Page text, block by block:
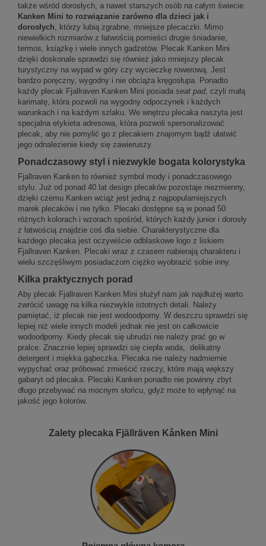
także wśród dorosłych, a nawet starszych osób na całym świecie.
Kanken Mini to rozwiązanie zarówno dla dzieci jak i
dorosłych , którzy lubią zgrabne, mniejsze plecaczki. Mimo
niewielkich rozmiarów z łatwością pomieści drugie śniadanie,
termos, książkę i wiele innych gadżetów. Plecak Kanken Mini
dzięki doskonale sprawdzi się również jako mniejszy plecak
turystyczny na wypad w góry czy wycieczkę rowerową. Jest
bardzo poręczny, wygodny i nie obciąża kręgosłupa. Ponadto
każdy plecak Fjallraven Kanken Mini posiada seat pad, czyli małą
karimatę, która pozwoli na wygodny odpoczynek i każdych
warunkach i na każdym szlaku. We wnętrzu plecaka naszyta jest
specjalna etykieta adresowa, która pozwoli spersonalizować
plecak, aby nie pomylić go z plecakiem znajomym bądź ułatwić
jego odnalezienie kiedy się zawieruszy.
Ponadczasowy styl i niezwykle bogata kolorystyka
Fjallraven Kanken to również symbol mody i ponadczasowego
stylu. Już od ponad 40 lat design plecaków pozostaje niezmienny,
dzięki czemu Kanken wciąż jest jedną z najpopularniejszych
marek plecaków i nie tylko. Plecaki dostępne są w ponad 50
różnych kolorach i wzorach spośród, których każdy junior i dorosły
z łatwością znajdzie coś dla siebie. Charakterystyczne dla
każdego plecaka jest oczywiście odblaskowe logo z liskiem
Fjallraven Kanken. Plecaki wraz z czasem nabierają charakteru i
wielu szczęśliwym posiadaczom ciężko wyobrazić sobie inny.
Kilka praktycznych porad
Aby plecak Fjallraven Kanken Mini służył nam jak najdłużej warto
zwrócić uwagę na kilka niezwykle istotnych detali. Należy
pamiętać, iż plecak nie jest wodoodporny. W deszczu sprawdzi się
lepiej niż wiele innych modeli jednak nie jest on całkowicie
wodoodporny. Kiedy plecak się ubrudzi nie należy prać go w
pralce. Znacznie lepiej sprawdzi się ciepła woda, delikatny
detergent i miękka gąbeczka. Plecaka nie należy nadmiernie
wypychać oraz próbować zmieścić rzeczy, które mają większy
gabaryt od plecaka. Plecaki Kanken ponadto nie powinny zbyt
długo przebywać na mocnym słońcu, gdyż może to wpłynąć na
jakość jego kolorów.
Zalety plecaka Fjällräven Kånken Mini